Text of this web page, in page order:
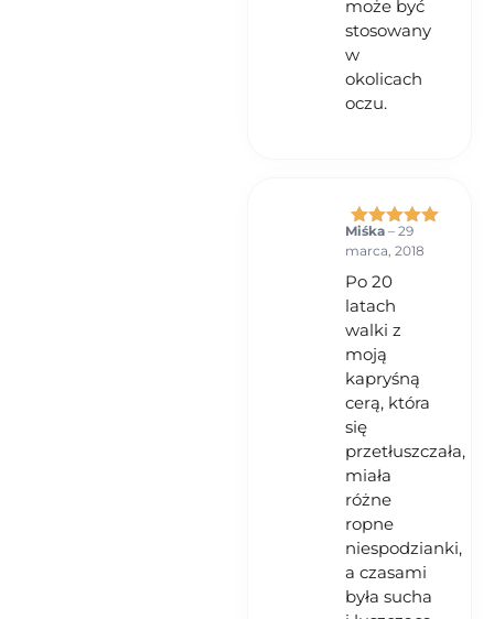
może być
stosowany
w
okolicach
oczu.
Oceniono
na 5
Miśka – 29
marca, 2018
Po 20
latach
walki z
moją
kapryśną
cerą, która
się
przetłuszczała,
miała
różne
ropne
niespodzianki,
a czasami
była sucha